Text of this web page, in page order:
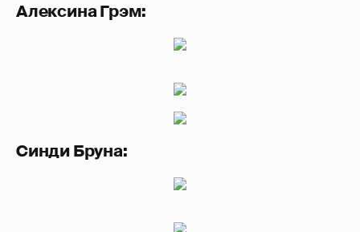
Алексина Грэм:
Синди Бруна: